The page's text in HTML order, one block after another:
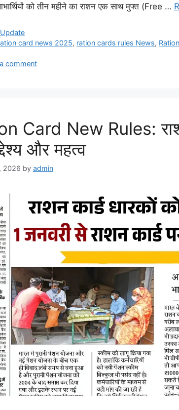
को तीन महीने का राशन एक साथ मुफ्त (Free …
card news 2025, ration cards rules News,
comment
Card New Rules:
और महत्व
2026 by admin